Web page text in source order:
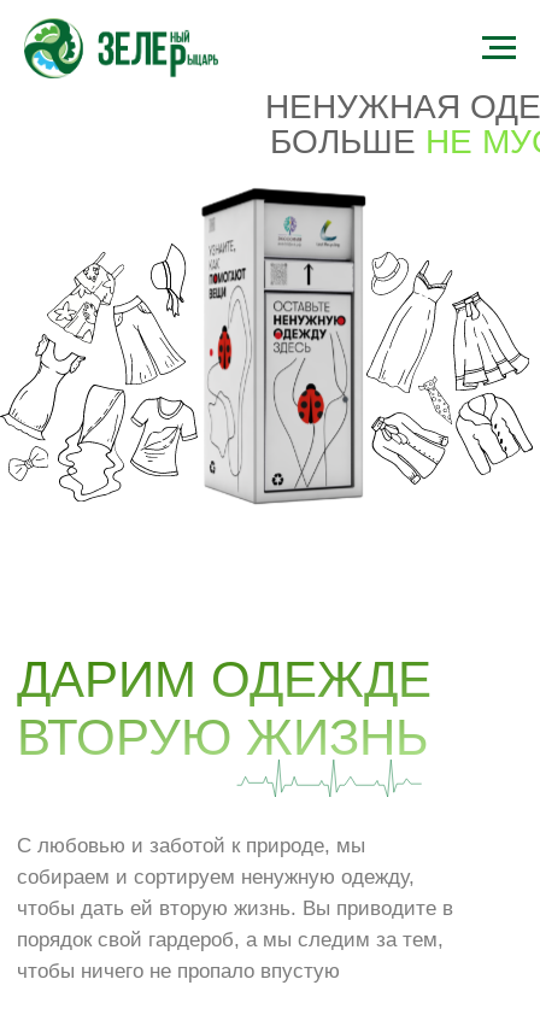
БОЛЬШЕНЕ МУСОР!
порядок свой гардероб, а мы следим за тем,
чтобы ничего не пропало впустую
ДАРИМ ОДЕЖДЕ